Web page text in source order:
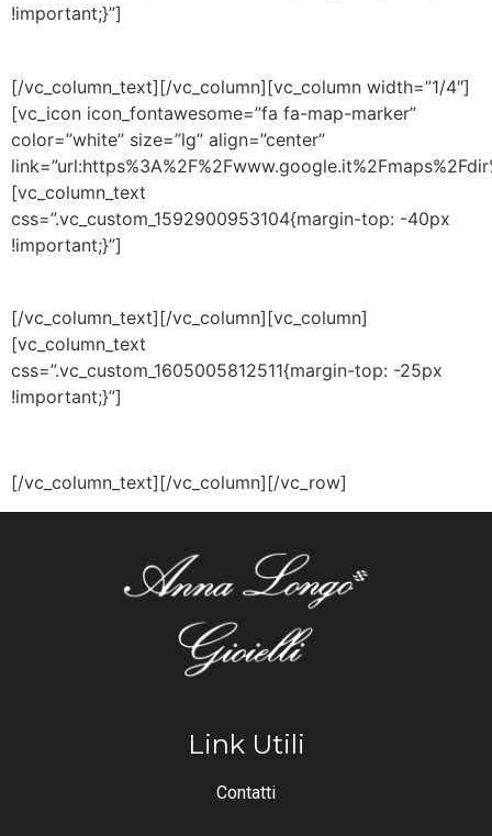
!important;}”]
[/vc_column_text][/vc_column][vc_column width=”1/4″]
[vc_icon icon_fontawesome=”fa fa-map-marker”
color=”white” size=”lg” align=”center”
[vc_column_text
css=”.vc_custom_1592900953104{margin-top: -40px
!important;}”]
[/vc_column_text][/vc_column][vc_column]
[vc_column_text
css=”.vc_custom_1605005812511{margin-top: -25px
!important;}”]
[/vc_column_text][/vc_column][/vc_row]
Link Utili
Contatti